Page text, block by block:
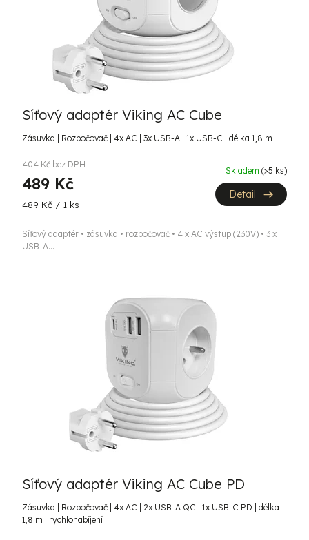
Síťový adaptér Viking AC Cube
Zásuvka | Rozbočovač | 4x AC | 3x USB-A | 1x USB-C | délka 1,8 m
404 Kč bez DPH
489 Kč
Měrná
489 Kč / 1 ks
Skladem (>5 ks)
Detail
Síťový adaptér • zásuvka • rozbočovač • 4 x AC výstup (230V) • 3 x
USB-A...
Síťový adaptér Viking AC Cube PD
Zásuvka | Rozbočovač | 4x AC | 2x USB-A QC | 1x USB-C PD | délka
1,8 m | rychlonabíjení